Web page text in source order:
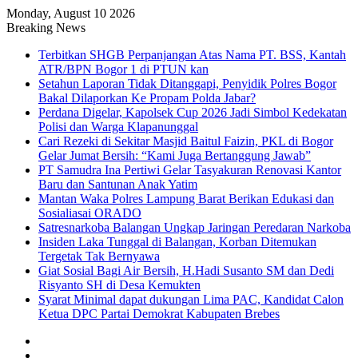
Monday, August 10 2026
Breaking News
Terbitkan SHGB Perpanjangan Atas Nama PT. BSS, Kantah
ATR/BPN Bogor 1 di PTUN kan
Setahun Laporan Tidak Ditanggapi, Penyidik Polres Bogor
Bakal Dilaporkan Ke Propam Polda Jabar?
Perdana Digelar, Kapolsek Cup 2026 Jadi Simbol Kedekatan
Polisi dan Warga Klapanunggal
Cari Rezeki di Sekitar Masjid Baitul Faizin, PKL di Bogor
Gelar Jumat Bersih: “Kami Juga Bertanggung Jawab”
PT Samudra Ina Pertiwi Gelar Tasyakuran Renovasi Kantor
Baru dan Santunan Anak Yatim
Mantan Waka Polres Lampung Barat Berikan Edukasi dan
Sosialiasai ORADO
Satresnarkoba Balangan Ungkap Jaringan Peredaran Narkoba
Insiden Laka Tunggal di Balangan, Korban Ditemukan
Tergetak Tak Bernyawa
Giat Sosial Bagi Air Bersih, H.Hadi Susanto SM dan Dedi
Risyanto SH di Desa Kemukten
Syarat Minimal dapat dukungan Lima PAC, Kandidat Calon
Ketua DPC Partai Demokrat Kabupaten Brebes